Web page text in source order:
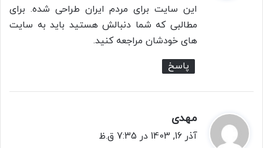
:
این سایت برای مردم ایران طراحی شده. برای
مطالبی که شما دنبالش هستید باید به سایت
های خودشان مراجعه کنید.
پاسخ
مهدی
ف
آذر 16, 1403 در 7:35 ق.ظ